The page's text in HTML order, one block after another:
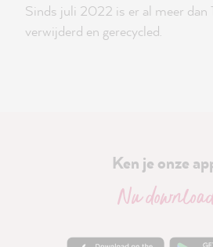
Sinds juli 2022 is er al meer dan
verwijderd en gerecycled.
Ken je onze
Nu